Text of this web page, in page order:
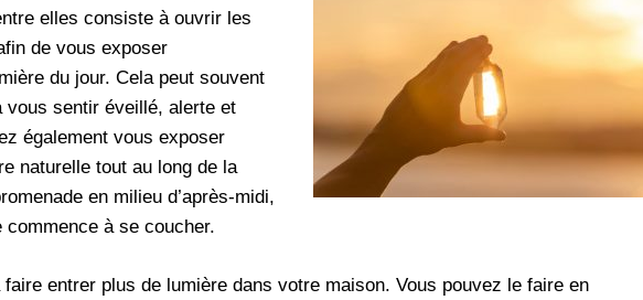
elles consiste à ouvrir les
de vous exposer
du jour. Cela peut souvent
vous sentir éveillé, alerte et
également vous exposer
naturelle tout au long de la
en milieu d’après-midi,
à se coucher.
entrer plus de lumière dans votre maison. Vous pouvez le faire en